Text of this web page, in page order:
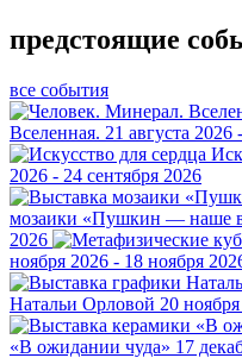
предстоящие
все события
Вселенная. 21 августа 2026
2026 - 24 сентября 2026
мозаики «Пушкин — наше
2026
ноября 2026 - 18 ноября
Натальи Орловой 20
«В ожидании чуда» 17